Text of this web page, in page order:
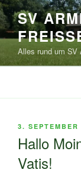
Zum
Inhalt
springen
SV
Alles rund um SV
3. SEPTEMBER
Hallo
Vatis!